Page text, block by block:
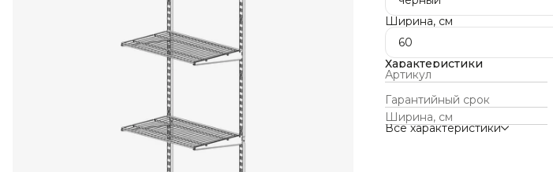
Ширина, см
60
Характеристики
Артикул
Гарантийный срок
Ширина, см
Все характеристики